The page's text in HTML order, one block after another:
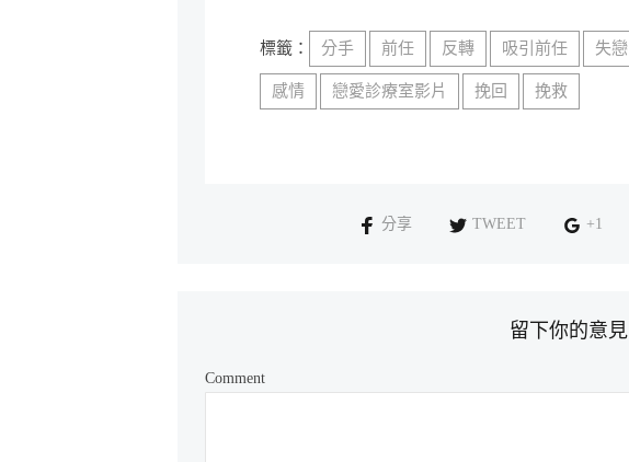
標籤： 分手 前任 反轉 吸引前任 失戀
感情 戀愛診療室影片 挽回 挽救
分享 TWEET +1
留下你的意見
Comment